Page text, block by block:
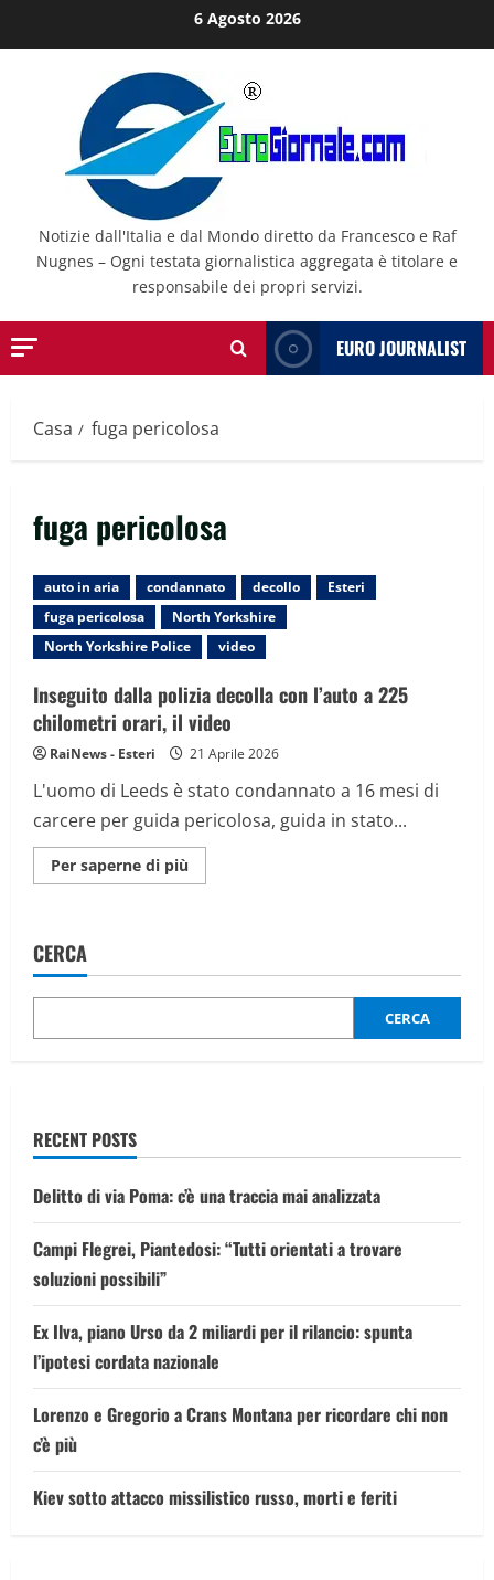
al
6 Agosto 2026
Notizie dall'Italia e dal Mondo diretto da Francesco e Raf
Nugnes – Ogni testata giornalistica aggregata è titolare e
responsabile dei propri servizi.
EURO JOURNALIST
Casa fuga pericolosa
fuga pericolosa
auto in aria condannato decollo
Esteri
fuga pericolosa
North Yorkshire
North Yorkshire Police
video
Inseguito dalla polizia decolla con l’auto a 225
chilometri orari, il video
RaiNews - Esteri 21 Aprile 2026
L'uomo di Leeds è stato condannato a 16 mesi di
carcere per guida pericolosa, guida in stato...
Per saperne di più
informazioni
con
a
chilometri
CERCA
CERCA
RECENT POSTS
Delitto di via Poma: c’è una traccia mai analizzata
Campi Flegrei, Piantedosi: “Tutti orientati a trovare
soluzioni possibili”
Ex Ilva, piano Urso da 2 miliardi per il rilancio: spunta
l’ipotesi cordata nazionale
Lorenzo e Gregorio a Crans Montana per ricordare chi non
c’è più
Kiev sotto attacco missilistico russo, morti e feriti